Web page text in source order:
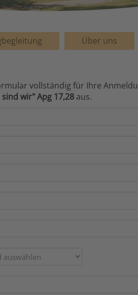
Über uns
vollständig für Ihre
wir" Apg 17,28 aus.